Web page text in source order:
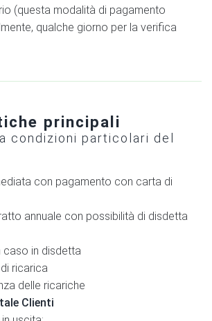
(questa modalità di pagamento
qualche giorno per la verifica
principali
condizioni particolari del
con pagamento con carta di
annuale con possibilità di disdetta
caso in disdetta
ricarica
delle ricariche
Clienti